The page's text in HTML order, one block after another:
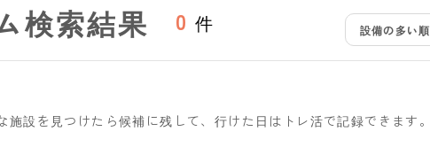
検索結果 0 件 設備の多い順
設を見つけたら候補に残して、行けた日はトレ活で記録できます。